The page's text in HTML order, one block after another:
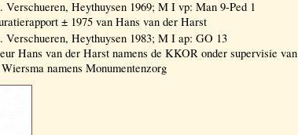
Verschueren, Heythuysen 1969; M I vp: Man 9-Ped 1
± 1975 van Hans van der Harst
Verschueren, Heythuysen 1983; M I ap: GO 13
Hans van der Harst namens de KKOR onder supervisie van
namens Monumentenzorg